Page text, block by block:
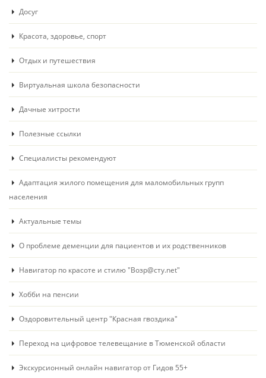
Досуг
Красота, здоровье, спорт
Отдых и путешествия
Виртуальная школа безопасности
Дачные хитрости
Полезные ссылки
Специалисты рекомендуют
Адаптация жилого помещения для маломобильных групп
населения
Актуальные темы
О проблеме деменции для пациентов и их родственников
Навигатор по красоте и стилю "Возр@сту.net"
Хобби на пенсии
Оздоровительный центр "Красная гвоздика"
Переход на цифровое телевещание в Тюменской области
Экскурсионный онлайн навигатор от Гидов 55+